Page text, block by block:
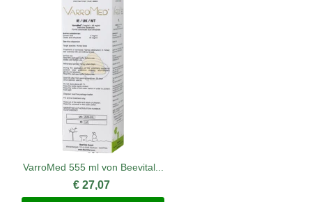
VarroMed 555 ml von Beevital...
€ 27,07